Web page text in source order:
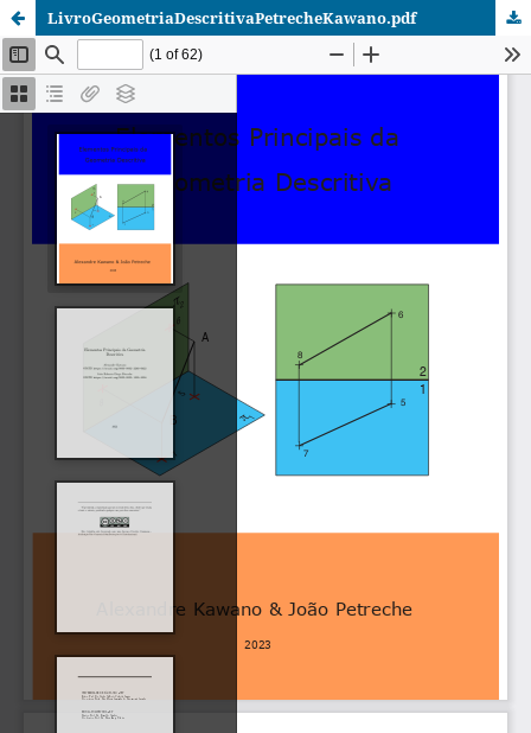
LivroGeometriaDescritivaPetrecheKawano.pdf